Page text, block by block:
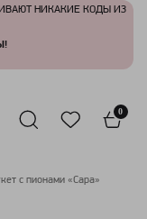
НИКАКИЕ КОДЫ ИЗ
0
с пионами «Сара»